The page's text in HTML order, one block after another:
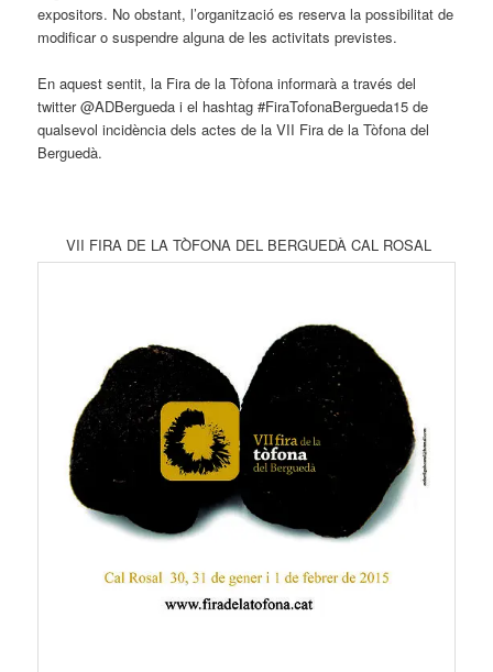
expositors. No obstant, l’organització es reserva la possibilitat de
modificar o suspendre alguna de les activitats previstes.
En aquest sentit, la Fira de la Tòfona informarà a través del
twitter @ADBergueda i el hashtag #FiraTofonaBergueda15 de
qualsevol incidència dels actes de la VII Fira de la Tòfona del
Berguedà.
VII FIRA DE LA TÒFONA DEL BERGUEDÀ CAL ROSAL